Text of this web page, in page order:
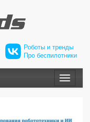
Роботы и тренды
Про беспилотники
Меню